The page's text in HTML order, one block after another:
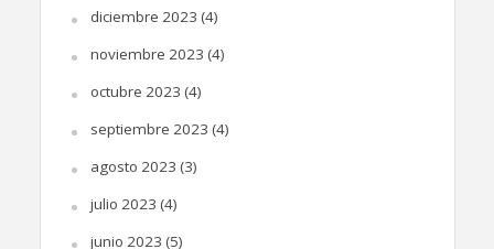
diciembre 2023 (4)
noviembre 2023 (4)
octubre 2023 (4)
septiembre 2023 (4)
agosto 2023 (3)
julio 2023 (4)
junio 2023 (5)